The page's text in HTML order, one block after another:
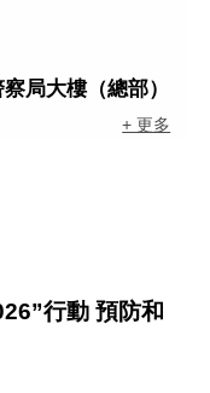
局大樓（總部）
+ 更多
行動 預防和